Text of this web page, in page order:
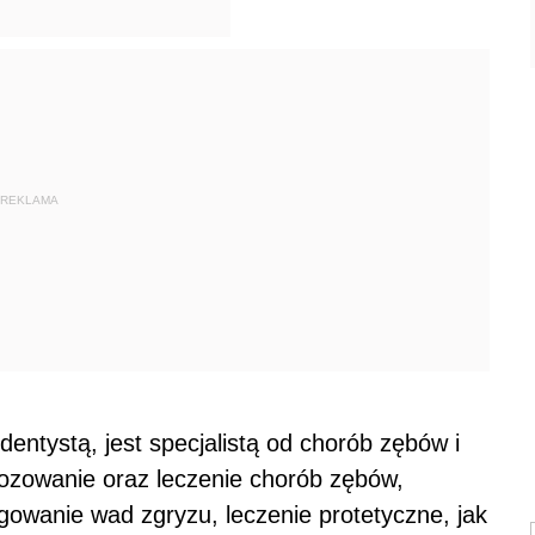
REKLAMA
jest specjalistą od chorób zębów i
oraz leczenie chorób zębów,
wad zgryzu, leczenie protetyczne, jak